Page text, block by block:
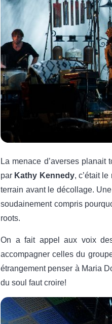
La menace d’averses planait
par Kathy Kennedy, c’était
terrain avant le décollage.
soudainement compris
roots.
On a fait appel aux voix
accompagner celles du
étrangement penser à Maria
du soul faut croire!